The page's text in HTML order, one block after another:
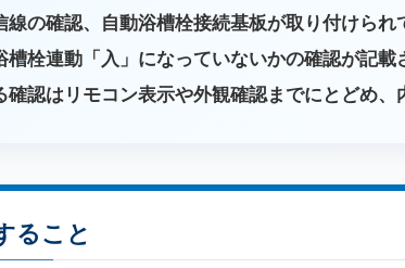
線の確認、自動浴槽栓接続基板が取り付けら
槽栓連動「入」になっていないかの確認が記
確認はリモコン表示や外観確認までにとどめ
ること